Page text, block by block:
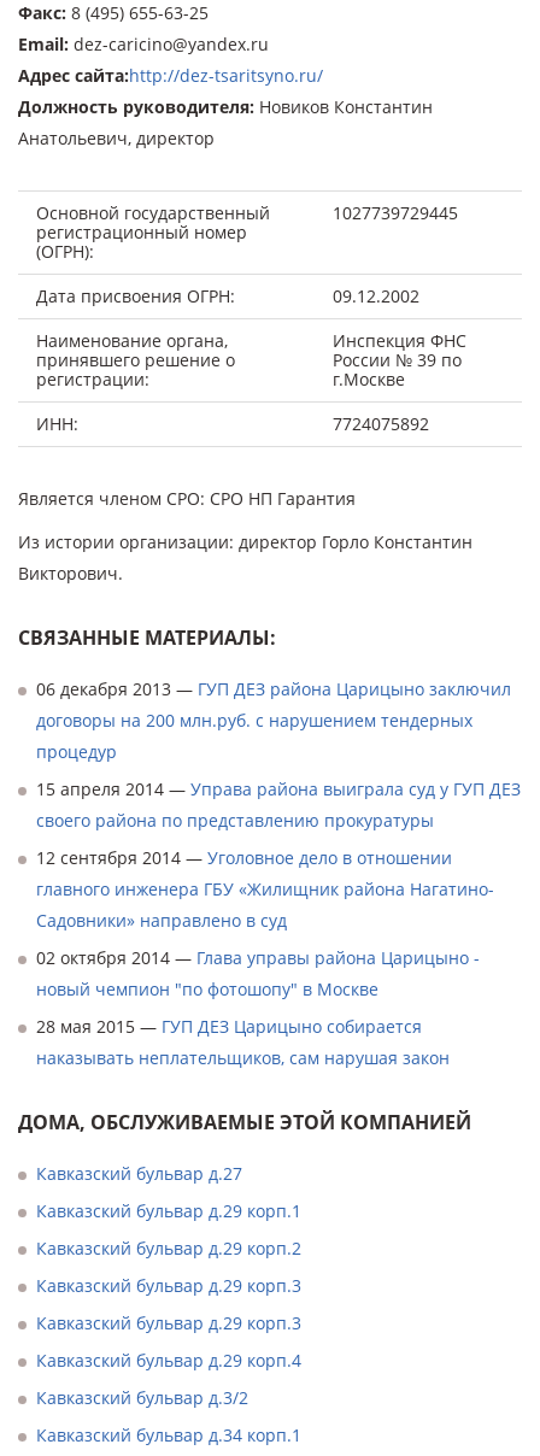
Факс: 8 (495) 655-63-25
Email: dez-caricino@yandex.ru
Адрес сайта:http://dez-tsaritsyno.ru/
Должность руководителя: Новиков Константин
Анатольевич, директор
Основной государственный
регистрационный номер
(ОГРН):
1027739729445
Дата присвоения ОГРН:
09.12.2002
Наименование органа,
принявшего решение о
регистрации:
Инспекция ФНС
России № 39 по
г.Москве
ИНН:
7724075892
Является членом СРО: СРО НП Гарантия
Из истории организации: директор Горло Константин
Викторович.
СВЯЗАННЫЕ МАТЕРИАЛЫ:
06 декабря 2013 — ГУП ДЕЗ района Царицыно заключил
договоры на 200 млн.руб. с нарушением тендерных
процедур
15 апреля 2014 — Управа района выиграла суд у ГУП ДЕЗ
своего района по представлению прокуратуры
12 сентября 2014 — Уголовное дело в отношении
главного инженера ГБУ «Жилищник района Нагатино-
Садовники» направлено в суд
02 октября 2014 — Глава управы района Царицыно -
новый чемпион "по фотошопу" в Москве
28 мая 2015 — ГУП ДЕЗ Царицыно собирается
наказывать неплательщиков, сам нарушая закон
ДОМА, ОБСЛУЖИВАЕМЫЕ ЭТОЙ КОМПАНИЕЙ
Кавказский бульвар д.27
Кавказский бульвар д.29 корп.1
Кавказский бульвар д.29 корп.2
Кавказский бульвар д.29 корп.3
Кавказский бульвар д.29 корп.3
Кавказский бульвар д.29 корп.4
Кавказский бульвар д.3/2
Кавказский бульвар д.34 корп.1